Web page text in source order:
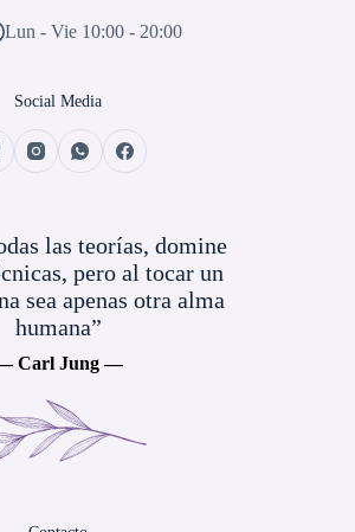
Lun - Vie 10:00 - 20:00
Social Media
las teorías, domine
pero al tocar un
sea apenas otra alma
humana”
Carl Jung —